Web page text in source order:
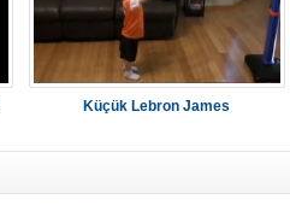
Küçük Lebron James